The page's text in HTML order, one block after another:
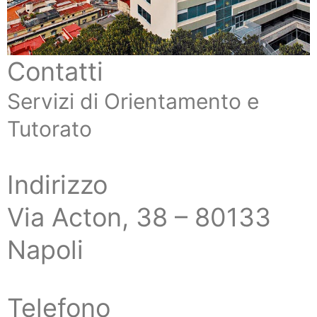
Contatti
Servizi di Orientamento e
Tutorato
Indirizzo
Via Acton, 38 – 80133
Napoli
Telefono